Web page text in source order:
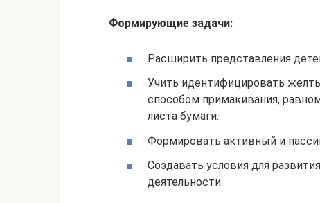
Формирующие задачи:
Расширить представления
Учить идентифицировать
способом примакивания,
листа бумаги.
Формировать активный и
Создавать условия для
деятельности.